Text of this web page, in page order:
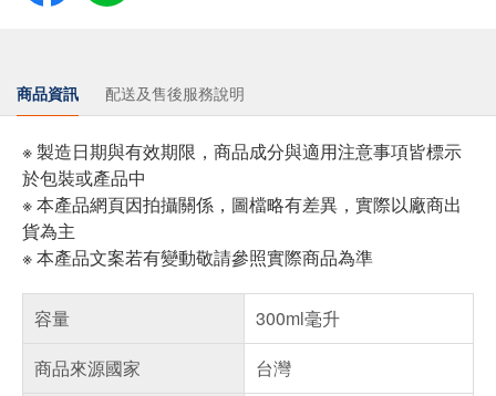
商品資訊 配送及售後服務說明
※ 製造日期與有效期限，商品成分與適用注意事項皆標示
於包裝或產品中
※ 本產品網頁因拍攝關係，圖檔略有差異，實際以廠商出
貨為主
※ 本產品文案若有變動敬請參照實際商品為準
容量
300ml毫升
商品來源國家
台灣